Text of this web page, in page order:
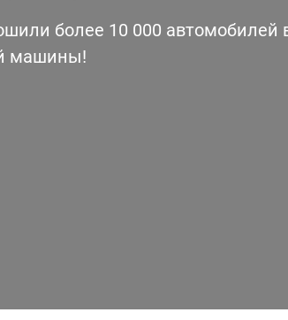
более 10 000 автомобилей
машины!